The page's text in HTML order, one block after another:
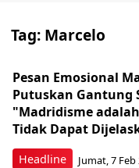
Tag: Marcelo
Headline
Pesan Emosional
Putuskan Gantung
"Madridisme
Tidak Dapat
Jumat, 7 Feb